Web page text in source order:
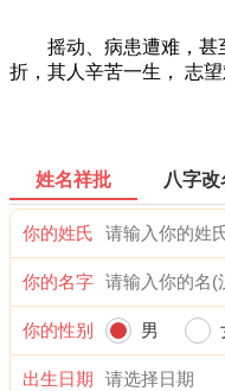
摇动、病患遭难，甚
折，其人辛苦一生， 志望
姓名祥批 八字改
你的姓氏
你的名字
你的性别 男
出生日期